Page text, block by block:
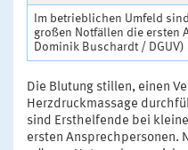
Im betrieblichen Umfeld
großen Notfällen die ersten
Dominik Buschardt / DGUV)
Die Blutung stillen, einen
Herzdruckmassage
sind Ersthelfende bei
ersten Ansprechpersonen.